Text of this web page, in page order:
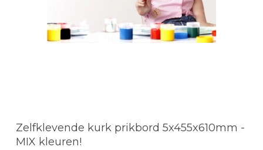
Zelfklevende kurk prikbord 5x455x610mm -
MIX kleuren!